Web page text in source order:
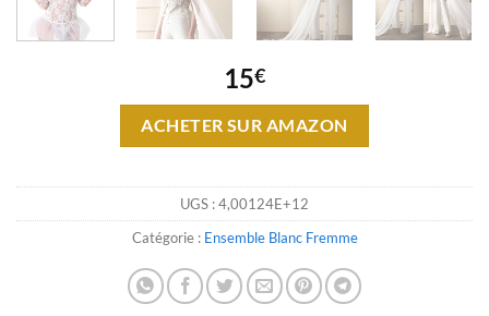
15€
ACHETER SUR AMAZON
UGS :4,00124E+12
Catégorie : Ensemble Blanc Fremme